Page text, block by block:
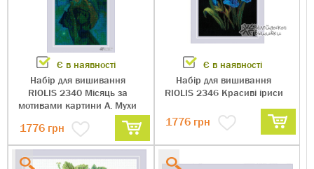
Є в наявності
Набір для вишивання
RIOLIS 2340 Місяць за
мотивами картини А. Мухи
1776грн
Є в наявності
Набір для вишивання
RIOLIS 2346 Красиві іриси
1776 грн